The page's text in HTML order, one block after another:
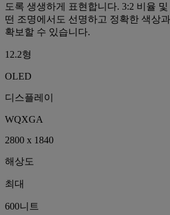
도록 생생하게 표현합니다. 3:2 비율
떤 조명에서도 선명하고 정확한 색상
확보할 수 있습니다.
12.2형
OLED
디스플레이
WQXGA
2800 x 1840
해상도
최대
600니트